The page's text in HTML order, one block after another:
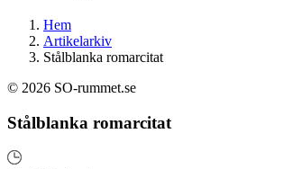
Hem
Artikelarkiv
Stålblanka romarcitat
© 2026 SO-rummet.se
Stålblanka romarcitat